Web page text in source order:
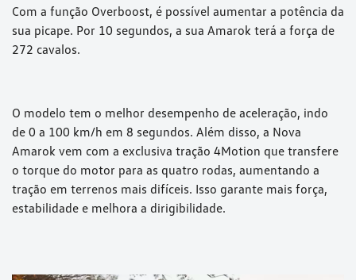
Com a função Overboost, é possível aumentar a potência da
sua picape. Por 10 segundos, a sua Amarok terá a força de
272 cavalos.
O modelo tem o melhor desempenho de aceleração, indo
de 0 a 100 km/h em 8 segundos. Além disso, a Nova
Amarok vem com a exclusiva tração 4Motion que transfere
o torque do motor para as quatro rodas, aumentando a
tração em terrenos mais difíceis. Isso garante mais força,
estabilidade e melhora a dirigibilidade.